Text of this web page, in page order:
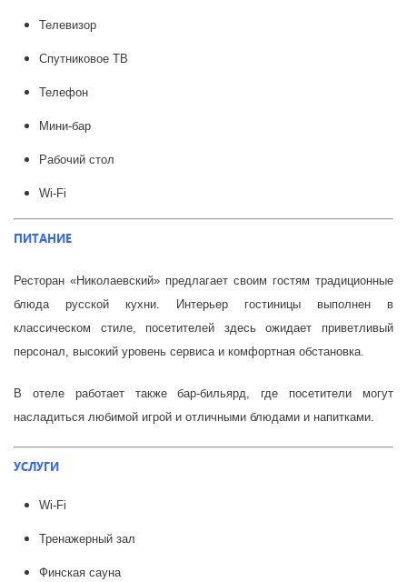
Телевизор
Спутниковое ТВ
Телефон
Мини-бар
Рабочий стол
Wi-Fi
ПИТАНИЕ
Ресторан «Николаевский» предлагает своим гостям традиционные
блюда русской кухни. Интерьер гостиницы выполнен в
классическом стиле, посетителей здесь ожидает приветливый
персонал, высокий уровень сервиса и комфортная обстановка.
В отеле работает также бар-бильярд, где посетители могут
насладиться любимой игрой и отличными блюдами и напитками.
УСЛУГИ
Wi-Fi
Тренажерный зал
Финская сауна